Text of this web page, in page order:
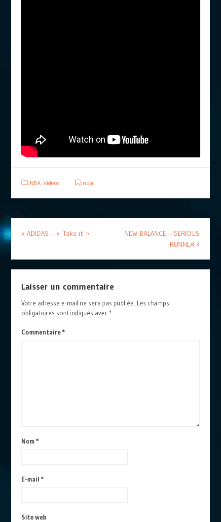
NBA, Videos nba
« ADIDAS – « Take it »
NEW BALANCE – SERIOUS
RUNNER »
Laisser un commentaire
Votre adresse e-mail ne sera pas publiée. Les champs
obligatoires sont indiqués avec*
Commentaire*
Nom*
E-mail *
Site web